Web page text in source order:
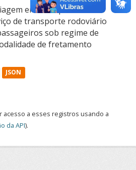
emitidas para a
de transporte rodoviário
sob regime de
de fretamento
JSON
acesso a esses registros usando a
da API).